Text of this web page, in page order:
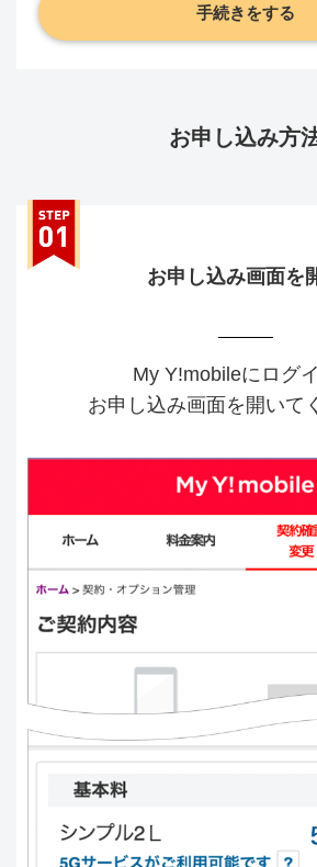
手続きをする
お申し込み方
お申し込み画面を
My Y!mobileにログ
お申し込み画面を開いて